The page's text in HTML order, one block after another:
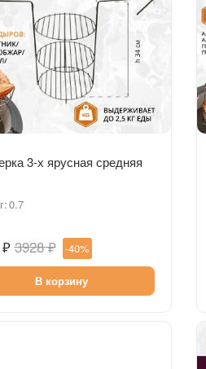
3-х ярусная средняя
0.7
3928 ₽ -40%
В корзину